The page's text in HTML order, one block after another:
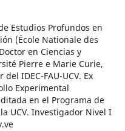
Estudios Profundos en
(École Nationale des
en Ciencias y
Pierre e Marie Curie,
IDEC-FAU-UCV. Ex
Experimental
en el Programa de
UCV. Investigador Nivel I